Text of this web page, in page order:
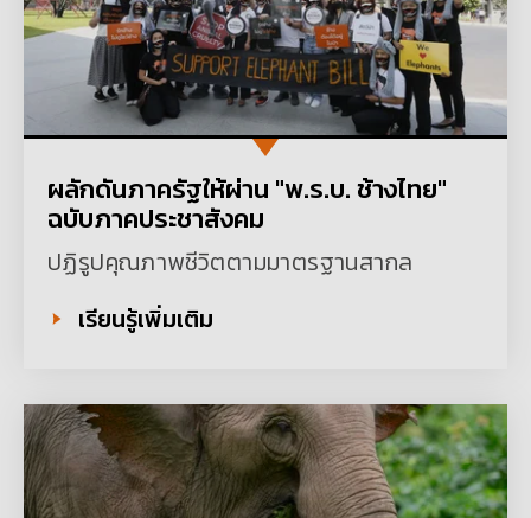
ผลักดันภาครัฐให้ผ่าน "พ.ร.บ. ช้างไทย"
ฉบับภาคประชาสังคม
ปฏิรูปคุณภาพชีวิตตามมาตรฐานสากล
เรียนรู้เพิ่มเติม